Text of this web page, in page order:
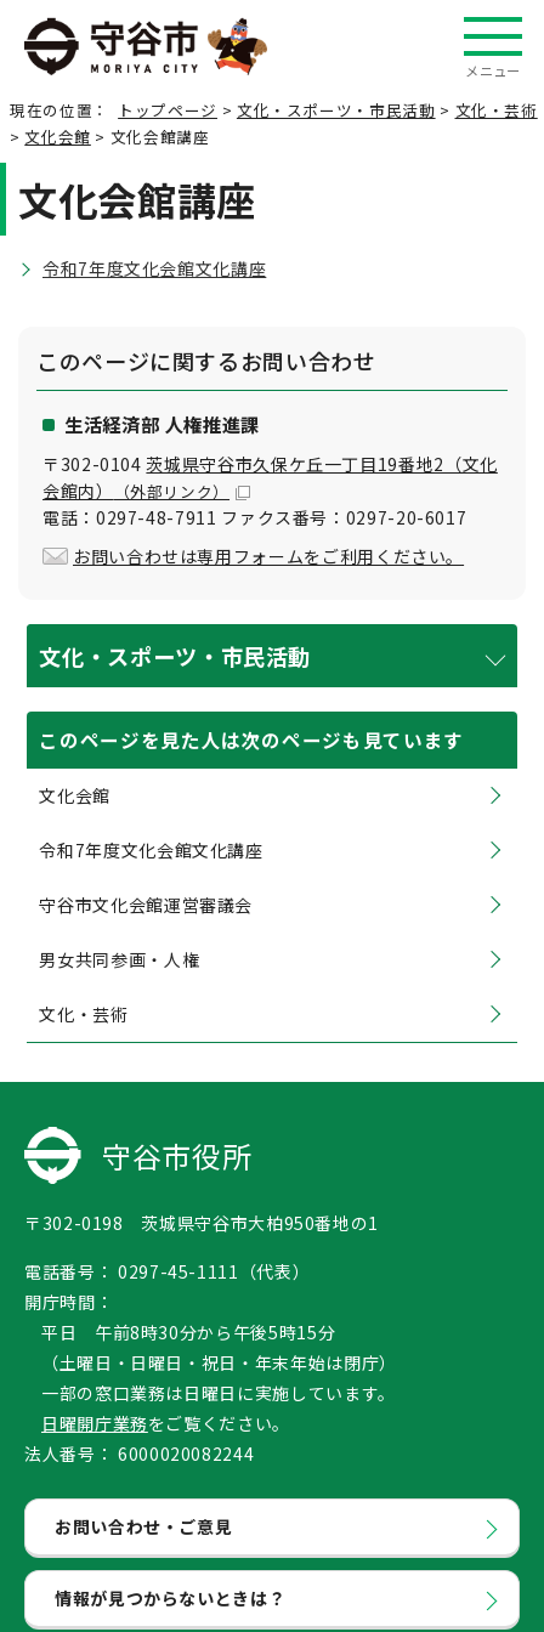
メニュー
現在の位置： トップページ > 文化・スポーツ・市民活動 > 文化・芸術
>文化会館 > 文化会館講座
文化会館講座
令和7年度文化会館文化講座
このページに関するお問い合わせ
生活経済部 人権推進課
〒302-0104茨城県守谷市久保ケ丘一丁目19番地2（文化
会館内）
（外部リンク）
電話：0297-48-7911 ファクス番号：0297-20-6017
お問い合わせは専用フォームをご利用ください。
文化・スポーツ・市民活動
このページを見た人は次のページも見ています
文化会館
令和7年度文化会館文化講座
守谷市文化会館運営審議会
男女共同参画・人権
文化・芸術
守谷市役所
〒302-0198 茨城県守谷市大柏950番地の1
電話番号： 0297-45-1111（代表）
開庁時間：
平日 午前8時30分から午後5時15分
（土曜日・日曜日・祝日・年末年始は閉庁）
一部の窓口業務は日曜日に実施しています。
日曜開庁業務をご覧ください。
法人番号： 6000020082244
お問い合わせ・ご意見
情報が見つからないときは？